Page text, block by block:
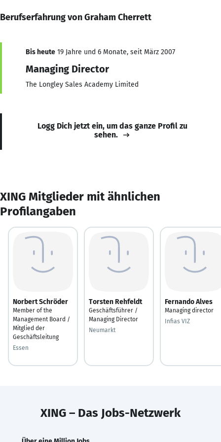
Berufserfahrung von Graham Cherrett
Bis heute 19 Jahre und 6 Monate, seit März 2007
Managing Director
The Longley Sales Academy Limited
Logg Dich jetzt ein, um das ganze Profil zu
sehen.
XING Mitglieder mit ähnlichen
Profilangaben
Norbert Schröder
Member of the
Management Board /
Mitglied der
Geschäftsleitung
Essen
Torsten Rehfeldt
Geschäftsführer /
Managing Director
Neumarkt
Fernando Alves
Managing director
Infias VIZ
XING – Das Jobs-Netzwerk